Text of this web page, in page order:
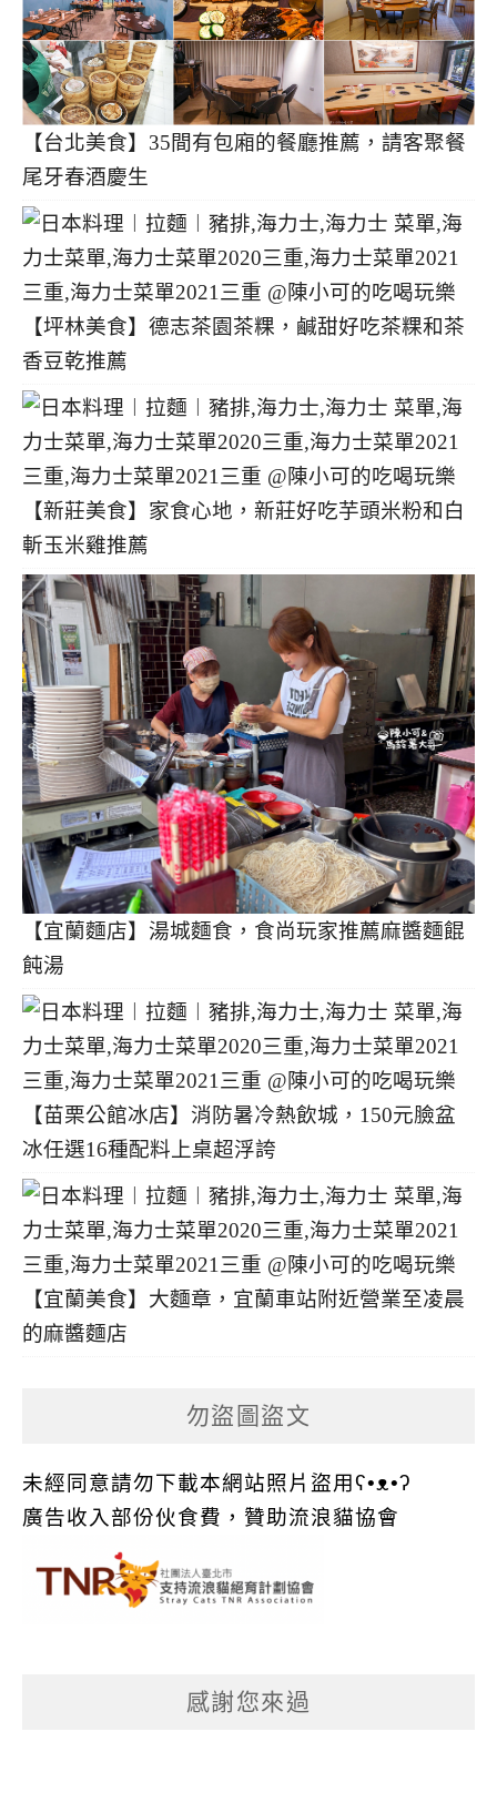
【台北美食】35間有包廂的餐廳推薦，請客聚餐
尾牙春酒慶生
【坪林美食】德志茶園茶粿，鹹甜好吃茶粿和茶
香豆乾推薦
【新莊美食】家食心地，新莊好吃芋頭米粉和白
斬玉米雞推薦
【宜蘭麵店】湯城麵食，食尚玩家推薦麻醬麵餛
飩湯
【苗栗公館冰店】消防暑冷熱飲城，150元臉盆
冰任選16種配料上桌超浮誇
【宜蘭美食】大麵章，宜蘭車站附近營業至凌晨
的麻醬麵店
勿盜圖盜文
未經同意請勿下載本網站照片盜用ʕ•ᴥ•ʔ
廣告收入部份伙食費，贊助流浪貓協會
感謝您來過